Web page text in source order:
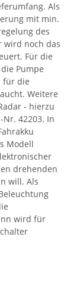
Als
mit min.
des
wird noch das
Für die
Pumpe
für die
Weitere
- hierzu
42203. In
Modell
drehenden
will. Als
wird für